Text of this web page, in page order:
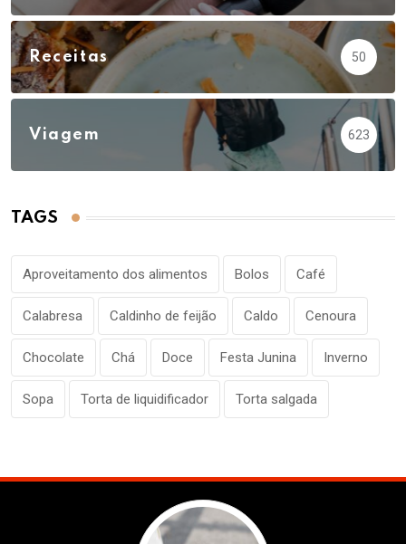
Receitas 50
Viagem 623
TAGS
Aproveitamento dos alimentos Bolos Café
Calabresa Caldinho de feijão Caldo Cenoura
Chocolate Chá Doce Festa Junina Inverno
Sopa Torta de liquidificador Torta salgada